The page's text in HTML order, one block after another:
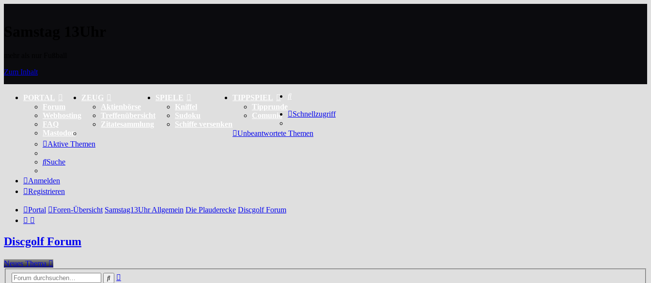
Zum Inhalt
PORTAL
Forum
Webhosting
FAQ
Mastodon
ZEUG
Aktienbörse
Treffenübersicht
Zitatesammlung
SPIELE
Kniffel
Sudoku
Schiffe versenken
TIPPSPIEL
Tipprunde
Comunio
Schnellzugriff
Unbeantwortete Themen
Aktive Themen
Suche
Anmelden
Registrieren
Portal Foren-Übersicht Samstag13Uhr Allgemein Die Plauderecke Discgolf Forum
Discgolf Forum
Neues Thema
Suche